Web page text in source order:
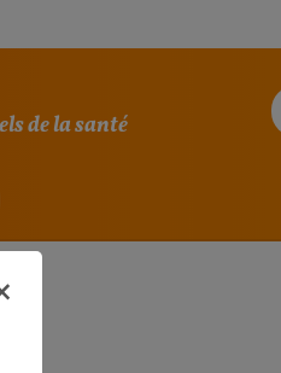
de la santé